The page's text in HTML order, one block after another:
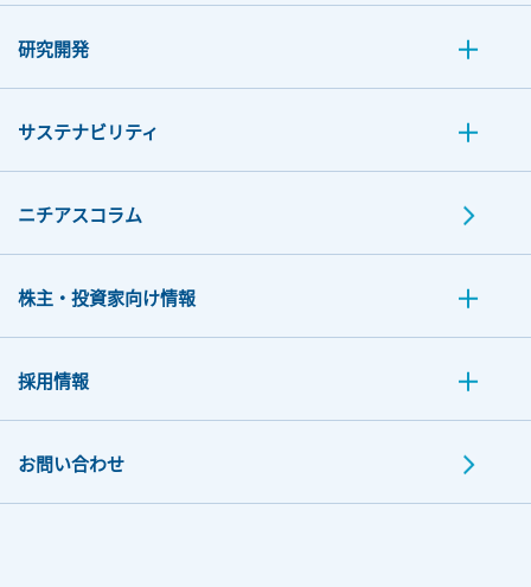
研究開発
サステナビリティ
ニチアスコラム
株主・投資家向け情報
採用情報
お問い合わせ